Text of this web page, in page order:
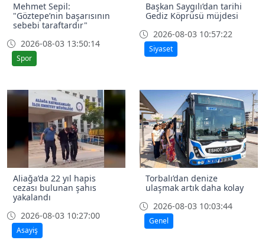
Mehmet Sepil:
"Göztepe’nin başarısının
sebebi taraftardır"
2026-08-03 13:50:14
Spor
Başkan Saygılı’dan tarihi
Gediz Köprüsü müjdesi
2026-08-03 10:57:22
Siyaset
Aliağa’da 22 yıl hapis
cezası bulunan şahıs
yakalandı
2026-08-03 10:27:00
Asayiş
Torbalı’dan denize
ulaşmak artık daha kolay
2026-08-03 10:03:44
Genel